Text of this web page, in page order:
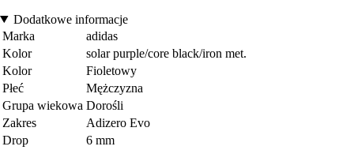
Dodatkowe informacje
Marka
adidas
Kolor
solar purple/core black/iron met.
Kolor
Fioletowy
Płeć
Mężczyzna
Grupa wiekowa Dorośli
Zakres
Adizero Evo
Drop
6 mm